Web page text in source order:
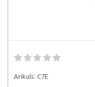
Arikuls: C7E